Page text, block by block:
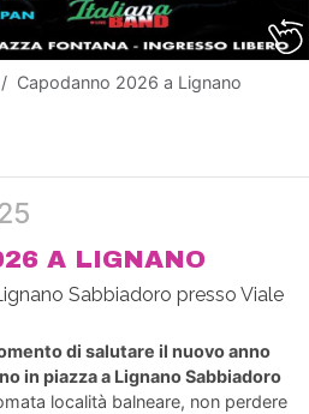
Capodanno 2026 a Lignano
A LIGNANO
Sabbiadoro presso Viale
di salutare il nuovo anno
in piazza a Lignano Sabbiadoro
località balneare, non perdere